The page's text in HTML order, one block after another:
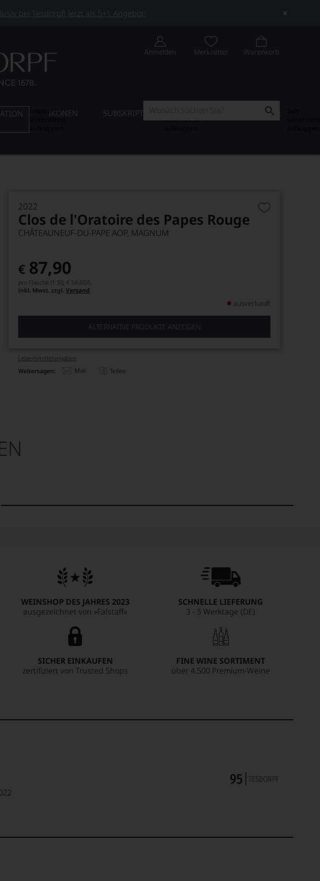
bei Tesdorpf! Jetzt als 5+1 Angebot!
Anmelden Merkzettel Warenkorb
InspirationIKONEN SUBSKRIPTION
Untermenü
SALE
2022
Clos de l'Oratoire des Papes Rouge
CHÂTEAUNEUF-DU-PAPE AOP, MAGNUM
€ 87,90
pro Flasche (1.5l), € 58,60/L
inkl. Mwst. zzgl.Versand
ausverkauft
ALTERNATIVE PRODUKTE ANZEIGEN
Lebensmittel­angaben
Weitersagen:
Mail Teilen
WEINSHOP DES JAHRES 2023
ausgezeichnet von »Falstaff«
SCHNELLE LIEFERUNG
3 - 5 Werktage (DE)
SICHER EINKAUFEN
zertifiziert von Trusted Shops
FINE WINE SORTIMENT
über 4.500 Premium-Weine